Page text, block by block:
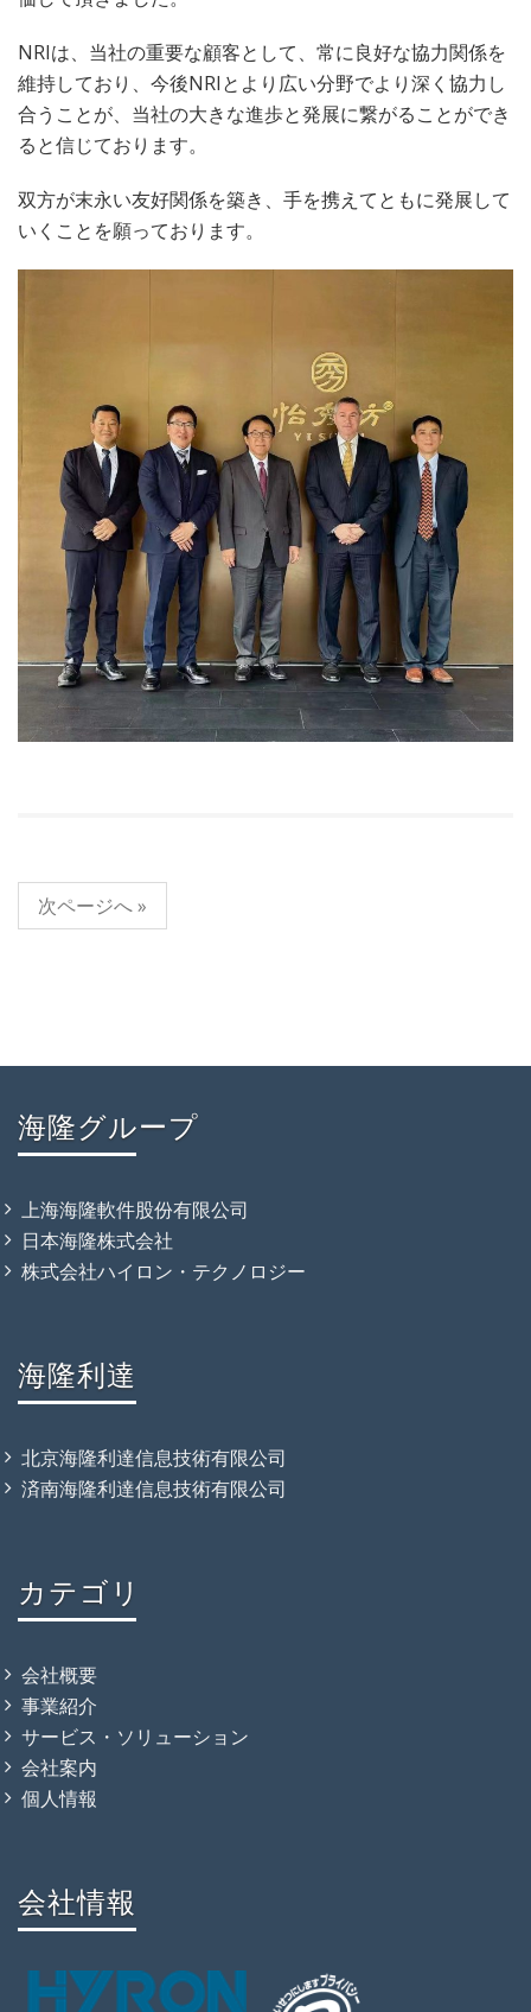
NRIは、当社の重要な顧客として、常に良好な協力関係を
維持しており、今後NRIとより広い分野でより深く協力し
合うことが、当社の大きな進歩と発展に繋がることができ
ると信じております。
双方が末永い友好関係を築き、手を携えてともに発展して
いくことを願っております。
次ページへ »
海隆グループ
上海海隆軟件股份有限公司
日本海隆株式会社
株式会社ハイロン・テクノロジー
海隆利達
北京海隆利達信息技術有限公司
済南海隆利達信息技術有限公司
カテゴリ
会社概要
事業紹介
サービス・ソリューション
会社案内
個人情報
会社情報